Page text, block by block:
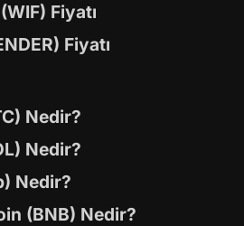
Fiyatı
Fiyatı
Nedir?
Nedir?
Nedir?
(BNB) Nedir?